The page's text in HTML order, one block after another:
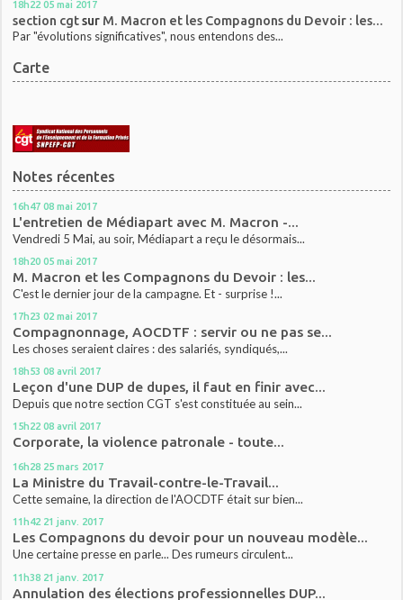
18h22 05 mai 2017
section cgtsur M. Macron et les Compagnons du Devoir : les...
Par "évolutions significatives", nous entendons des...
Carte
Notes récentes
16h47 08 mai 2017
L'entretien de Médiapart avec M. Macron -...
Vendredi 5 Mai, au soir, Médiapart a reçu le désormais...
18h20 05 mai 2017
M. Macron et les Compagnons du Devoir : les...
C'est le dernier jour de la campagne. Et - surprise !...
17h23 02 mai 2017
Compagnonnage, AOCDTF : servir ou ne pas se...
Les choses seraient claires : des salariés, syndiqués,...
18h53 08 avril 2017
Leçon d'une DUP de dupes, il faut en finir avec...
Depuis que notre section CGT s'est constituée au sein...
15h22 08 avril 2017
Corporate, la violence patronale - toute...
16h28 25 mars 2017
La Ministre du Travail-contre-le-Travail...
Cette semaine, la direction de l'AOCDTF était sur bien...
11h42 21 janv. 2017
Les Compagnons du devoir pour un nouveau modèle...
Une certaine presse en parle... Des rumeurs circulent...
11h38 21 janv. 2017
Annulation des élections professionnelles DUP...